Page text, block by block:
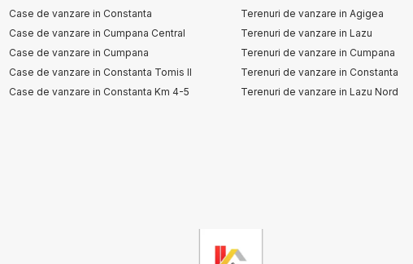
Case de vanzare in Constanta
Case de vanzare in Cumpana Central
Case de vanzare in Cumpana
Case de vanzare in Constanta Tomis II
Case de vanzare in Constanta Km 4-5
Terenuri de vanzare in Agigea
Terenuri de vanzare in Lazu
Terenuri de vanzare in Cumpana
Terenuri de vanzare in Constanta
Terenuri de vanzare in Lazu Nord